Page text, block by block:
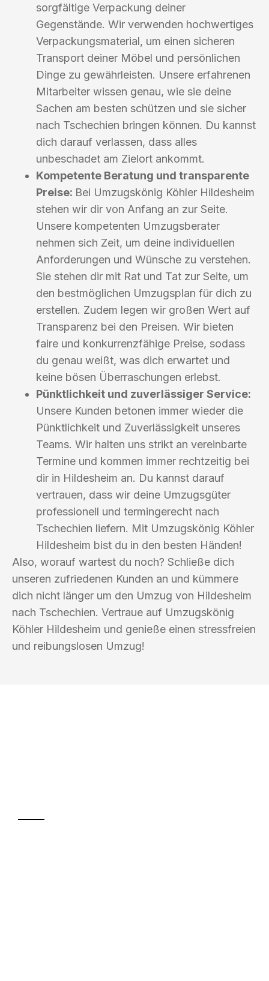
sorgfältige Verpackung deiner
Gegenstände. Wir verwenden hochwertiges
Verpackungsmaterial, um einen sicheren
Transport deiner Möbel und persönlichen
Dinge zu gewährleisten. Unsere erfahrenen
Mitarbeiter wissen genau, wie sie deine
Sachen am besten schützen und sie sicher
nach Tschechien bringen können. Du kannst
dich darauf verlassen, dass alles
unbeschadet am Zielort ankommt.
Kompetente Beratung und transparente
Preise: Bei Umzugskönig Köhler Hildesheim
stehen wir dir von Anfang an zur Seite.
Unsere kompetenten Umzugsberater
nehmen sich Zeit, um deine individuellen
Anforderungen und Wünsche zu verstehen.
Sie stehen dir mit Rat und Tat zur Seite, um
den bestmöglichen Umzugsplan für dich zu
erstellen. Zudem legen wir großen Wert auf
Transparenz bei den Preisen. Wir bieten
faire und konkurrenzfähige Preise, sodass
du genau weißt, was dich erwartet und
keine bösen Überraschungen erlebst.
Pünktlichkeit und zuverlässiger Service:
Unsere Kunden betonen immer wieder die
Pünktlichkeit und Zuverlässigkeit unseres
Teams. Wir halten uns strikt an vereinbarte
Termine und kommen immer rechtzeitig bei
dir in Hildesheim an. Du kannst darauf
vertrauen, dass wir deine Umzugsgüter
professionell und termingerecht nach
Tschechien liefern. Mit Umzugskönig Köhler
Hildesheim bist du in den besten Händen!
Also, worauf wartest du noch? Schließe dich
unseren zufriedenen Kunden an und kümmere
dich nicht länger um den Umzug von Hildesheim
nach Tschechien. Vertraue auf Umzugskönig
Köhler Hildesheim und genieße einen stressfreien
und reibungslosen Umzug!